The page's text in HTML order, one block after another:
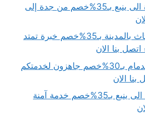
نقل عفش من جدة الى ينبع بـ35%خصم من جدة إلى
افضل شركة نقل اثاث بالمدينة بـ35%خصم خبرة تمتد
بنا الان
دينات نقل عفش الدمام بـ30%خصم جاهزون لخدمتكم
الان
نقل عفش من مكة الى ينبع بـ35%خصم خدمة آمنة